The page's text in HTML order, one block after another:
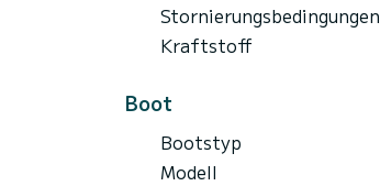
Stornierungsbedingungen
Kraftstoff
Boot
Bootstyp
Modell